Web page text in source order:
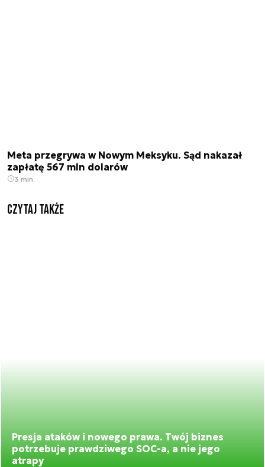
Meta przegrywa w Nowym Meksyku. Sąd nakazał
zapłatę 567 mln dolarów
3 min.
Czytaj także
Presja ataków i nowego prawa. Twój biznes
potrzebuje prawdziwego SOC-a, a nie jego
atrapy